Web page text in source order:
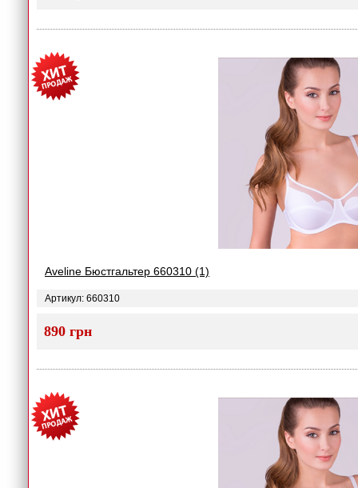
Aveline Бюстгальтер 660310 (1)
Артикул: 660310
890 грн